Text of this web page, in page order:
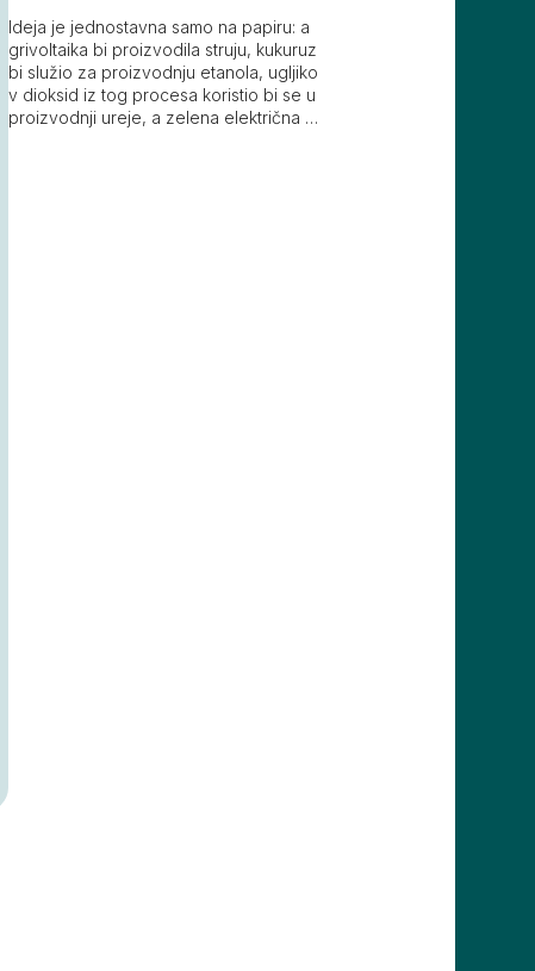
Ideja je jednostavna samo na papiru: a
grivoltaika bi proizvodila struju, kukuruz
bi služio za proizvodnju etanola, ugljiko
v dioksid iz tog procesa koristio bi se u
proizvodnji ureje, a zelena električna e